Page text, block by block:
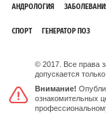
АНДРОЛОГИЯ
СПОРТ ГЕНЕРАТОР ПОЗ
© 2017. Все права
допускается
Внимание!
ознакомительных